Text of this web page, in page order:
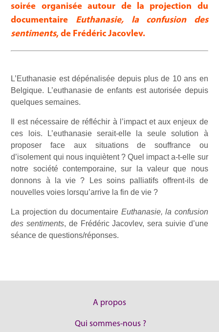
soirée organisée autour de la projection du
documentaire Euthanasie, la confusion des
sentiments, de Frédéric Jacovlev.
L’Euthanasie est dépénalisée depuis plus de 10 ans en
Belgique. L’euthanasie de enfants est autorisée depuis
quelques semaines.
Il est nécessaire de réfléchir à l’impact et aux enjeux de
ces lois. L’euthanasie serait-elle la seule solution à
proposer face aux situations de souffrance ou
d’isolement qui nous inquiètent ? Quel impact a-t-elle sur
notre société contemporaine, sur la valeur que nous
donnons à la vie ? Les soins palliatifs offrent-ils de
nouvelles voies lorsqu’arrive la fin de vie ?
La projection du documentaire Euthanasie, la confusion
des sentiments, de Frédéric Jacovlev, sera suivie d’une
séance de questions/réponses.
A propos
Qui sommes-nous ?